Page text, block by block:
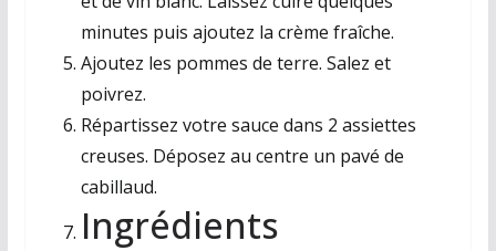
minutes puis ajoutez la crème fraîche.
Ajoutez les pommes de terre. Salez et
poivrez.
Répartissez votre sauce dans 2 assiettes
creuses. Déposez au centre un pavé de
cabillaud.
Ingrédients